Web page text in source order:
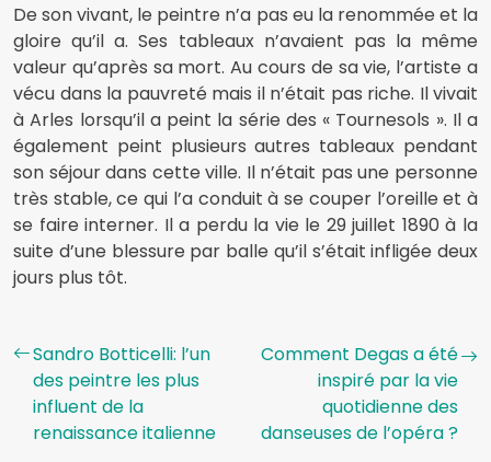
De son vivant, le peintre n’a pas eu la renommée et la
gloire qu’il a. Ses tableaux n’avaient pas la même
valeur qu’après sa mort. Au cours de sa vie, l’artiste a
vécu dans la pauvreté mais il n’était pas riche. Il vivait
à Arles lorsqu’il a peint la série des « Tournesols ». Il a
également peint plusieurs autres tableaux pendant
son séjour dans cette ville. Il n’était pas une personne
très stable, ce qui l’a conduit à se couper l’oreille et à
se faire interner. Il a perdu la vie le 29 juillet 1890 à la
suite d’une blessure par balle qu’il s’était infligée deux
jours plus tôt.
Sandro Botticelli: l’un
des peintre les plus
influent de la
renaissance italienne
Comment Degas a été
inspiré par la vie
quotidienne des
danseuses de l’opéra ?